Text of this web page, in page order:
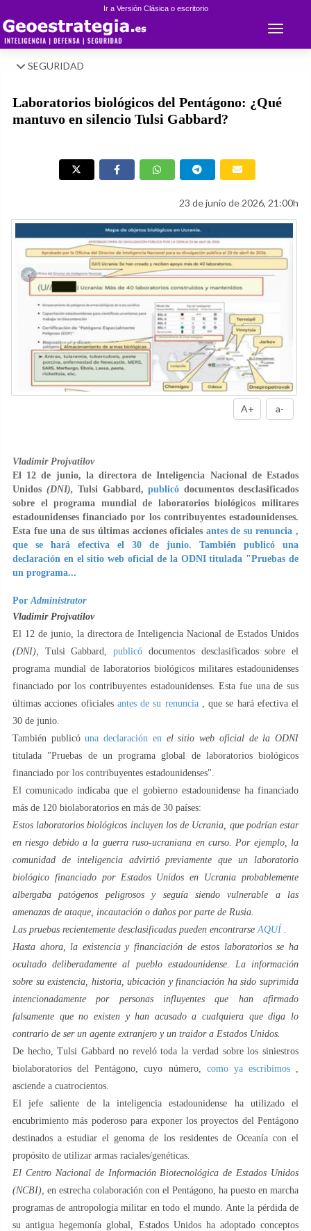
Ir a Versión Clásica o escritorio
Toggle
SEGURIDAD
Laboratorios biológicos del Pentágono: ¿Qué
mantuvo en silencio Tulsi Gabbard?
23 de junio de 2026, 21:00h
A+ a-
Vladimir Projvatilov
El 12 de junio, la directora de Inteligencia Nacional de Estados
Unidos (DNI), Tulsi Gabbard, publicó documentos desclasificados
sobre el programa mundial de laboratorios biológicos militares
estadounidenses financiado por los contribuyentes estadounidenses.
Esta fue una de sus últimas acciones oficiales antes de su renuncia ,
que se hará efectiva el 30 de junio. También publicó una
declaración en el sitio web oficial de la ODNI titulada "Pruebas de
un programa...
Por Administrator
Vladimir Projvatilov
El 12 de junio, la directora de Inteligencia Nacional de Estados Unidos
(DNI),
Tulsi Gabbard,publicó documentos desclasificados sobre el
programa mundial de laboratorios biológicos militares estadounidenses
financiado por los contribuyentes estadounidenses. Esta fue una de sus
últimas acciones oficiales antes de su renuncia, que se hará efectiva el
30 de junio.
También publicóuna declaración en el sitio web oficial de la ODNI
titulada "Pruebas de un programa global de laboratorios biológicos
financiado por los contribuyentes estadounidenses".
El comunicado indicaba que el gobierno estadounidense ha financiado
más de 120 biolaboratorios en más de 30 países:
Estos laboratorios biológicos incluyen los de Ucrania, que podrían estar
en riesgo debido a la guerra ruso-ucraniana en curso. Por ejemplo, la
comunidad de inteligencia advirtió previamente que un laboratorio
biológico financiado por Estados Unidos en Ucrania probablemente
albergaba patógenos peligrosos y seguía siendo vulnerable a las
amenazas de ataque, incautación o daños por parte de Rusia.
Las pruebas recientemente desclasificadas pueden encontrarse AQUÍ
Hasta ahora, la existencia y financiación de estos laboratorios se ha
ocultado deliberadamente al pueblo estadounidense. La información
sobre su existencia, historia, ubicación y financiación ha sido suprimida
intencionadamente por personas influyentes que han afirmado
falsamente que no existen y han acusado a cualquiera que diga lo
contrario de ser un agente extranjero y un traidor a Estados Unidos.
De hecho, Tulsi Gabbard no reveló toda la verdad sobre los siniestros
biolaboratorios del Pentágono, cuyo número, como ya escribimos,
asciende a cuatrocientos.
El jefe saliente de la inteligencia estadounidense ha utilizado el
encubrimiento más poderoso para exponer los proyectos del Pentágono
destinados a estudiar el genoma de los residentes de Oceanía con el
propósito de utilizar armas raciales/genéticas.
El Centro Nacional de Información Biotecnológica de Estados Unidos
(NCBI), en estrecha colaboración con el Pentágono, ha puesto en marcha
programas de antropología militar en todo el mundo. Ante la pérdida de
su antigua hegemonía global, Estados Unidos ha adoptado conceptos